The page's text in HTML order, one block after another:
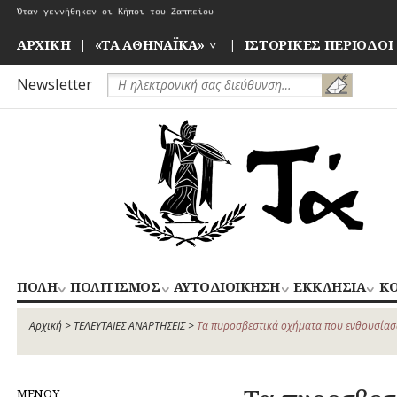
SkipΌταν γεννήθηκαν οι Κήποι του Ζαππείου
ΑΡΧΙΚΗ «ΤΑ ΑΘΗΝΑΪΚΑ» ΙΣΤΟΡΙΚΕΣ ΠΕΡΙΟΔΟΙ
Newsletter
ΠΟΛΗ
ΑΠΟΧΕΤΕΥΣΗ
ΑΡΧΙΤΕΚΤΟΝΙΚΗ
ΔΡΟΜΟΙ
ΠΟΛΙΤΙΣΜΟΣ
ΑΘΛΗΤΙΣΜΟΣ
ΓΛΥΠΤΙΚΗ
ΖΩΓΡΑΦΙΚΗ
ΑΥΤΟΔΙΟΙΚΗΣΗ
ΚΕΝΤΡΙΚΟΣ
ΤΟΜΕΑΣ
ΑΘΗΝΩΝ
ΕΚΚΛΗΣΙΑ
ΝΑΟΙ
–
ΜΟΝΕΣ
Αρχική > ΤΕΛΕΥΤΑΙΕΣ ΑΝΑΡΤΗΣΕΙΣ> Τα πυροσβεστικά οχήματα που
ΜΕΝΟΥ